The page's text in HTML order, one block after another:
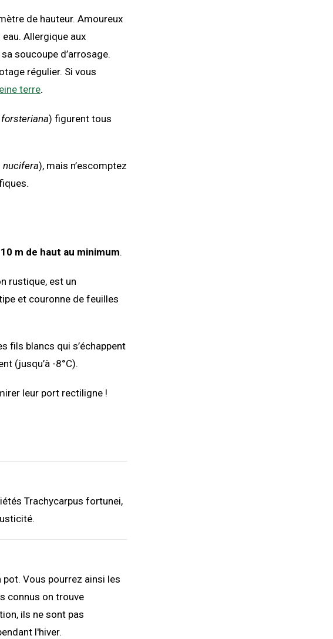
de hauteur. Amoureux
Allergique aux
soucoupe d’arrosage.
régulier. Si vous
terre.
) figurent tous
nucifera), mais n’escomptez
10 m de haut au minimum.
rustique, est un
et couronne de feuilles
fils blancs qui s’échappent
(jusqu’à -8°C).
leur port rectiligne !
Trachycarpus fortunei,
Vous pourrez ainsi les
connus on trouve
ils ne sont pas
l'hiver.